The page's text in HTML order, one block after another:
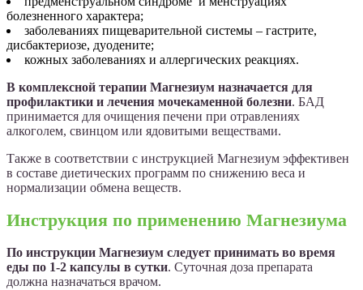
болезненного характера;
заболеваниях пищеварительной системы – гастрите,
дисбактериозе, дуодените;
кожных заболеваниях и аллергических реакциях.
В комплексной терапии Магнезиум назначается для
профилактики и лечения мочекаменной болезни. БАД
принимается для очищения печени при отравлениях
алкоголем, свинцом или ядовитыми веществами.
Также в соответствии с инструкцией Магнезиум эффективен
в составе диетических программ по снижению веса и
нормализации обмена веществ.
Инструкция по применению Магнезиума
По инструкции Магнезиум следует принимать во время
еды по 1-2 капсулы в сутки. Суточная доза препарата
должна назначаться врачом.